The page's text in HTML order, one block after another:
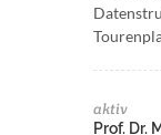
aktiv
Prof. Dr.